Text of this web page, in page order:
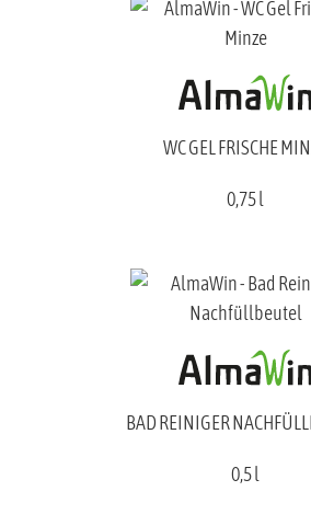
WC GEL FRISCHE
0,75 l
BAD REINIGER
0,5 l